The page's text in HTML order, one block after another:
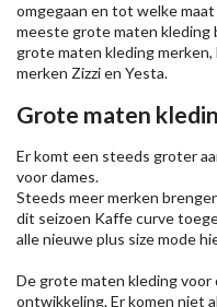
omgegaan en tot welke
meeste grote maten kleding
grote maten kleding
merken Zizzien Yesta.
Grote maten
Er komt een steeds groter
voor dames.
Steeds meer merken
dit seizoen Kaffecurve
alle nieuweplus size mode
De grote maten kleding voor
ontwikkeling. Er komen niet